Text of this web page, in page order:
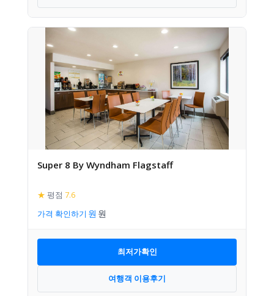
Super 8 By Wyndham Flagstaff
★ 평점 7.6
가격 확인하기
최저가확인
여행객 이용후기